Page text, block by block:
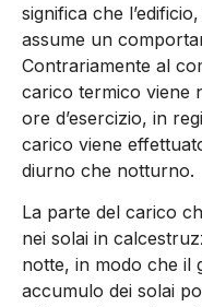
significa che
assume un
Contrariamente al
carico termico viene
ore d’esercizio, in
carico viene
diurno che notturno.
La parte del carico
nei solai in
notte, in modo che il
accumulo dei solai